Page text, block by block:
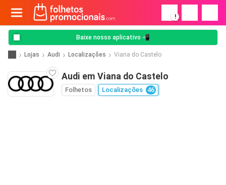
!
Baixe nosso aplicativo 📲
Lojas Audi Localizações Viana do Castelo
Audi em Viana do Castelo
Folhetos Localizações 46